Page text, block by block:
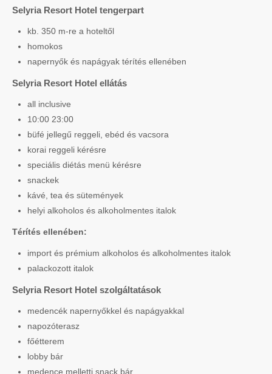
Selyria Resort Hotel tengerpart
kb. 350 m-re a hoteltől
homokos
napernyők és napágyak térítés ellenében
Selyria Resort Hotel ellátás
all inclusive
10:00 23:00
büfé jellegű reggeli, ebéd és vacsora
korai reggeli kérésre
speciális diétás menü kérésre
snackek
kávé, tea és sütemények
helyi alkoholos és alkoholmentes italok
Térítés ellenében:
import és prémium alkoholos és alkoholmentes italok
palackozott italok
Selyria Resort Hotel szolgáltatások
medencék napernyőkkel és napágyakkal
napozóterasz
főétterem
lobby bár
medence melletti snack bár